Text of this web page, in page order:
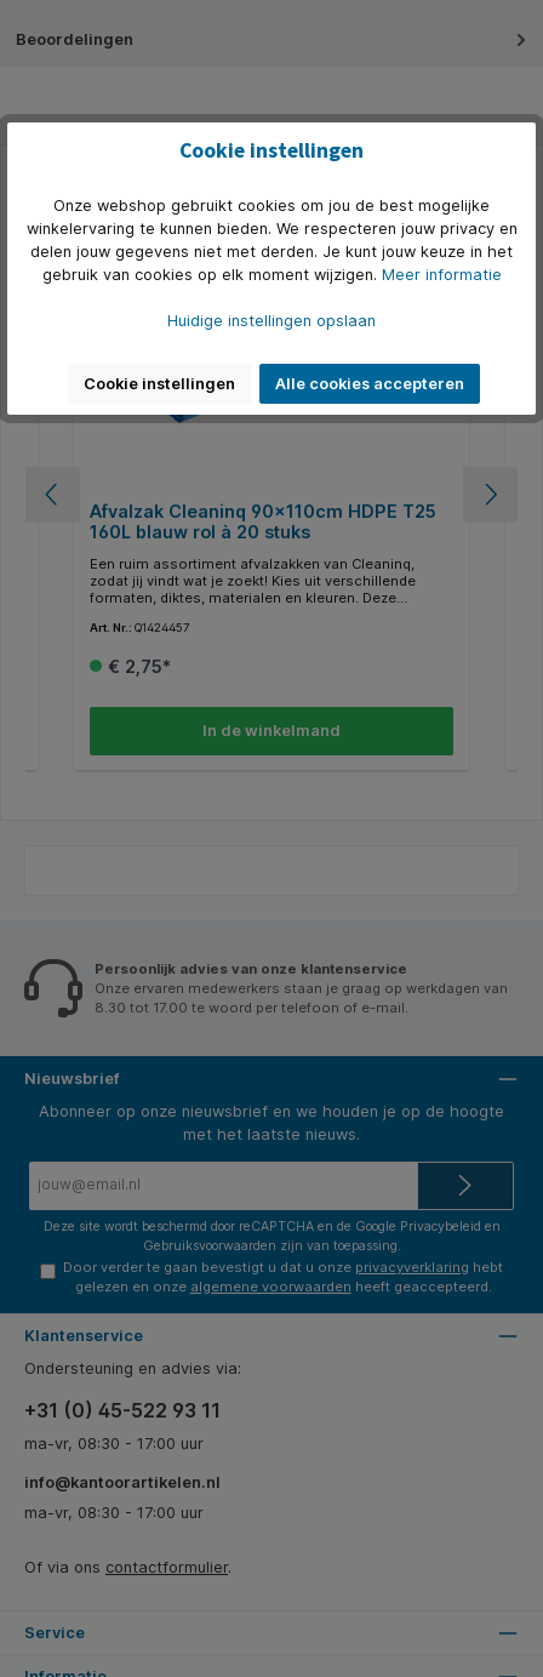
Beoordelingen
Productgalerij overslaan
Alternatief
Afvalzak Cleaninq 90x110cm HDPE T25
160L blauw rol à 20 stuks
Een ruim assortiment afvalzakken van Cleaninq,
zodat jij vindt wat je zoekt! Kies uit verschillende
formaten, diktes, materialen en kleuren. Deze
(HDPE) en heeft de afmetingen 90x110cm. Alle
zonder trekband met een inhoud van 160 liter. * Iedere
Art. Nr.: Q1424457
€ 2,75*
In de winkelmand
Persoonlijk advies van onze klantenservice
Onze ervaren medewerkers staan je graag op werkdagen van
8.30 tot 17.00 te woord per telefoon of e-mail.
Nieuwsbrief
Abonneer op onze nieuwsbrief en we houden je op de hoogte
met het laatste nieuws.
Deze site wordt beschermd door reCAPTCHA en de Google Privacybeleid en
Gebruiksvoorwaarden zijn van toepassing.
Door verder te gaan bevestigt u dat u onze privacyverklaring hebt
gelezen en onze algemene voorwaarden heeft geaccepteerd.
Klantenservice
Ondersteuning en advies via:
+31 (0) 45-522 93 11
ma-vr, 08:30 - 17:00 uur
info@kantoorartikelen.nl
ma-vr, 08:30 - 17:00 uur
Of via ons contactformulier.
Service
Cookie instellingen
Onze webshop gebruikt cookies om jou de best mogelijke
winkelervaring te kunnen bieden. We respecteren jouw privacy en
delen jouw gegevens niet met derden. Je kunt jouw keuze in het
gebruik van cookies op elk moment wijzigen. Meer informatie
Huidige instellingen opslaan
Cookie instellingen Alle cookies accepteren